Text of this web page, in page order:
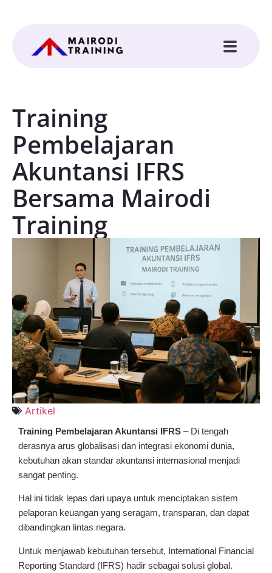
Training
Pembelajaran
Akuntansi IFRS
Bersama Mairodi
Training
Artikel
Training Pembelajaran Akuntansi IFRS – Di tengah
derasnya arus globalisasi dan integrasi ekonomi dunia,
kebutuhan akan standar akuntansi internasional menjadi
sangat penting.
Hal ini tidak lepas dari upaya untuk menciptakan sistem
pelaporan keuangan yang seragam, transparan, dan dapat
dibandingkan lintas negara.
Untuk menjawab kebutuhan tersebut, International Financial
Reporting Standard (IFRS) hadir sebagai solusi global.